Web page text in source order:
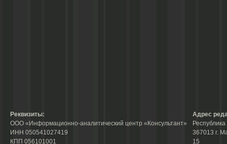
Реквизиты:
ООО «Информационно-аналитический центр «Консультант»
ИНН 050541027419
КПП 056101001
Адрес
367013 г.
15